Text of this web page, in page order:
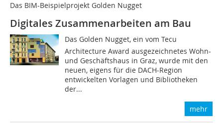
Das BIM-Beispielprojekt Golden Nugget
Digitales Zusammenarbeiten am Bau
Das Golden Nugget, ein vom Tecu
Architecture Award ausgezeichnetes Wohn-
und Geschäftshaus in Graz, wurde mit den
neuen, eigens für die DACH-Region
entwickelten Vorlagen und Bibliotheken
der...
mehr